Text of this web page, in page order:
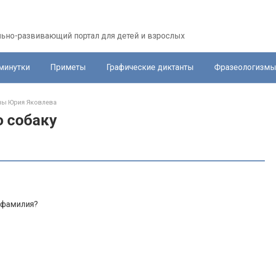
развивающий портал для детей и взрослых
Приметы Графические диктанты Фразеологизмы
Юрия Яковлева